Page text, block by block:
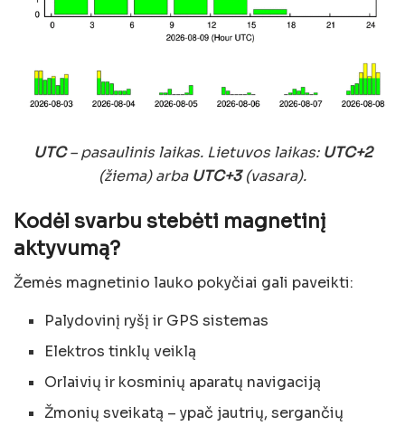
UTC– pasaulinis laikas. Lietuvos laikas: UTC+2
(žiema) arba UTC+3(vasara).
Kodėl svarbu stebėti magnetinį
aktyvumą?
Žemės magnetinio lauko pokyčiai gali paveikti:
Palydovinį ryšį ir GPS sistemas
Elektros tinklų veiklą
Orlaivių ir kosminių aparatų navigaciją
Žmonių sveikatą – ypač jautrių, sergančių